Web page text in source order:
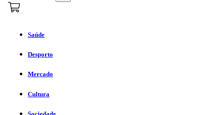
Saúde
Desporto
Mercado
Cultura